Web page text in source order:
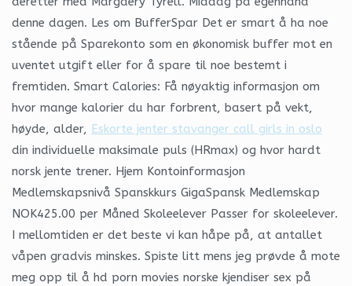
denne dagen. Les om BufferSpar Det er smart å ha noe
stående på Sparekonto som en økonomisk buffer mot en
uventet utgift eller for å spare til noe bestemt i
fremtiden. Smart Calories: Få nøyaktig informasjon om
hvor mange kalorier du har forbrent, basert på vekt,
høyde, alder, Eskorte jenter stavanger call girls in oslo
din individuelle maksimale puls (HRmax) og hvor hardt
norsk jente trener. Hjem Kontoinformasjon
Medlemskapsnivå Spanskkurs GigaSpansk Medlemskap
NOK425.00 per Måned Skoleelever Passer for skoleelever.
I mellomtiden er det beste vi kan håpe på, at antallet
våpen gradvis minskes. Spiste litt mens jeg prøvde å mote
meg opp til å hd porn movies norske kjendiser sex på